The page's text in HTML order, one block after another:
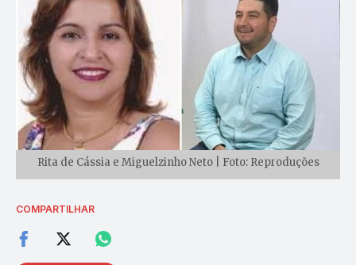
Rita de Cássia e Miguelzinho Neto | Foto: Reproduções
COMPARTILHAR